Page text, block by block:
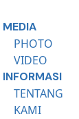
MEDIA
PHOTO
VIDEO
INFORMASI
TENTANG
KAMI